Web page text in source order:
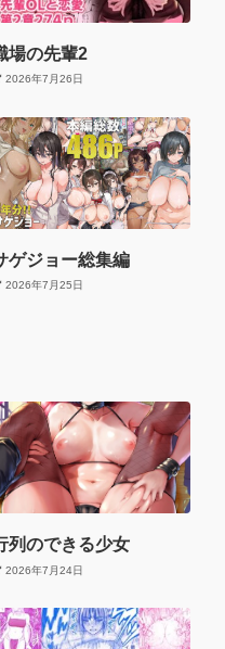
場の先輩2
2026年7月26日
ゲジョー総集編
2026年7月25日
列のできる少女
2026年7月24日